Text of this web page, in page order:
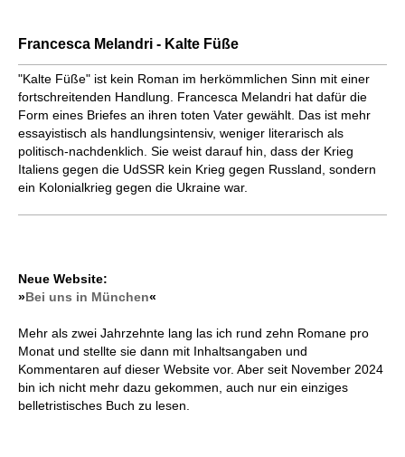
Francesca Melandri - Kalte Füße
"Kalte Füße" ist kein Roman im herkömmlichen Sinn mit einer
fortschreitenden Handlung. Francesca Melandri hat dafür die
Form eines Briefes an ihren toten Vater gewählt. Das ist mehr
essayistisch als handlungsintensiv, weniger literarisch als
politisch-nachdenklich. Sie weist darauf hin, dass der Krieg
Italiens gegen die UdSSR kein Krieg gegen Russland, sondern
ein Kolonialkrieg gegen die Ukraine war.
Neue Website:
»Bei uns in München«
Mehr als zwei Jahrzehnte lang las ich rund zehn Romane pro
Monat und stellte sie dann mit Inhaltsangaben und
Kommentaren auf dieser Website vor. Aber seit November 2024
bin ich nicht mehr dazu gekommen, auch nur ein einziges
belletristisches Buch zu lesen.